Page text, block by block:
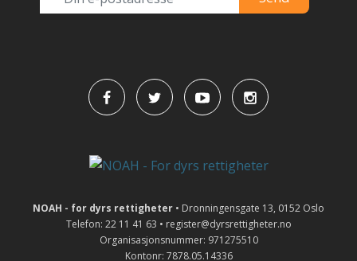
NOAH - for dyrs rettigheter • Dronningensgate 13, 0152 Oslo
Telefon: 22 11 41 63 • register@dyrsrettigheter.no
Organisasjonsnummer: 971275510
Kontonr: 7878.05.14336